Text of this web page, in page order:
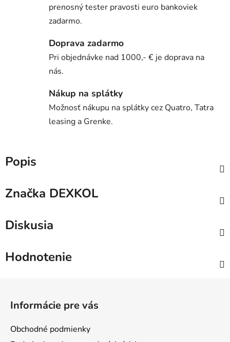
prenosný tester pravosti euro bankoviek
zadarmo.
Doprava zadarmo
Pri objednávke nad 1000,- € je doprava na
nás.
Nákup na splátky
Možnosť nákupu na splátky cez Quatro, Tatra
leasing a Grenke.
Popis
Značka DEXKOL
Diskusia
Hodnotenie
Informácie pre vás
Obchodné podmienky